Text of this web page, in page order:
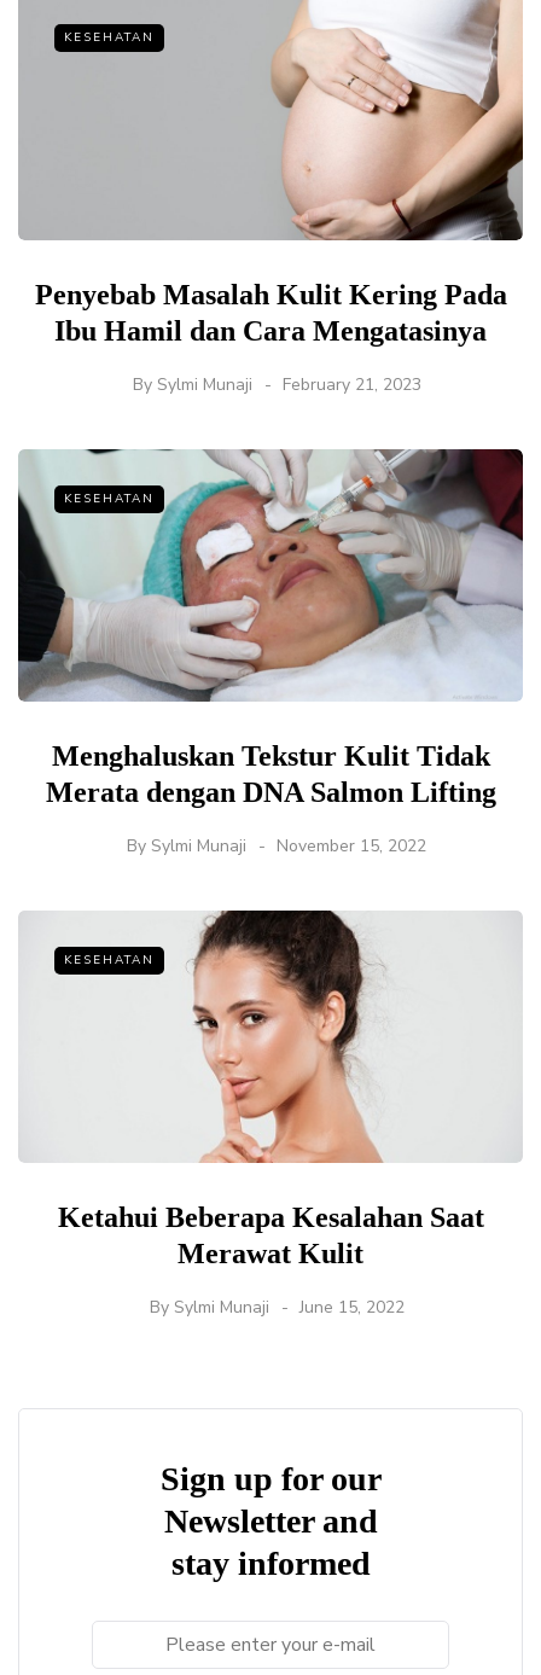
KESEHATAN
Penyebab Masalah Kulit Kering Pada
Ibu Hamil dan Cara Mengatasinya
By Sylmi Munaji February 21, 2023
KESEHATAN
Menghaluskan Tekstur Kulit Tidak
Merata dengan DNA Salmon Lifting
By Sylmi Munaji November 15, 2022
KESEHATAN
Ketahui Beberapa Kesalahan Saat
Merawat Kulit
By Sylmi Munaji June 15, 2022
Sign up for our
Newsletter and
stay informed